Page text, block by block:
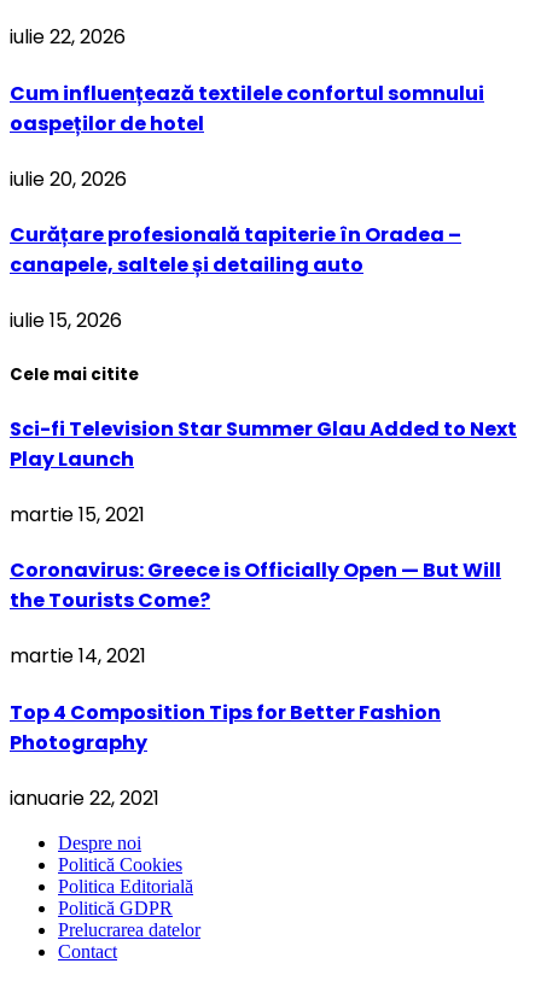
iulie 22, 2026
Cum influențează textilele confortul somnului
oaspeților de hotel
iulie 20, 2026
Curățare profesională tapiterie în Oradea –
canapele, saltele și detailing auto
iulie 15, 2026
Cele mai citite
Sci-fi Television Star Summer Glau Added to Next
Play Launch
martie 15, 2021
Coronavirus: Greece is Officially Open — But Will
the Tourists Come?
martie 14, 2021
Top 4 Composition Tips for Better Fashion
Photography
ianuarie 22, 2021
Despre noi
Politică Cookies
Politica Editorială
Politică GDPR
Prelucrarea datelor
Contact